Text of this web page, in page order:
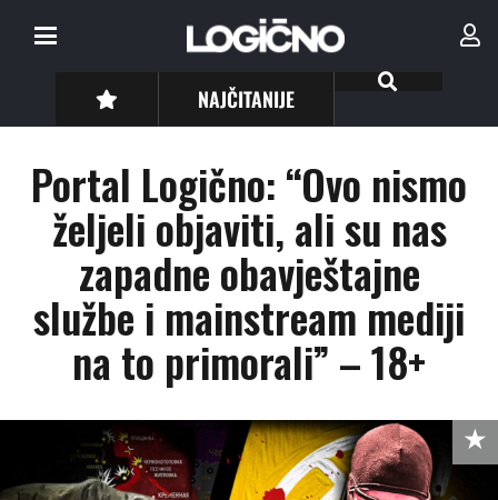
NAJČITANIJE
Portal Logično: “Ovo nismo
željeli objaviti, ali su nas
zapadne obavještajne
službe i mainstream mediji
na to primorali” – 18+